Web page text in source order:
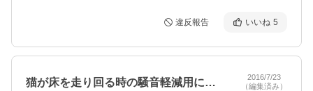
違反報告 いいね 5
猫が床を走り回る時の騒音軽減用にと購入…
2016/7/23
（編集済み）